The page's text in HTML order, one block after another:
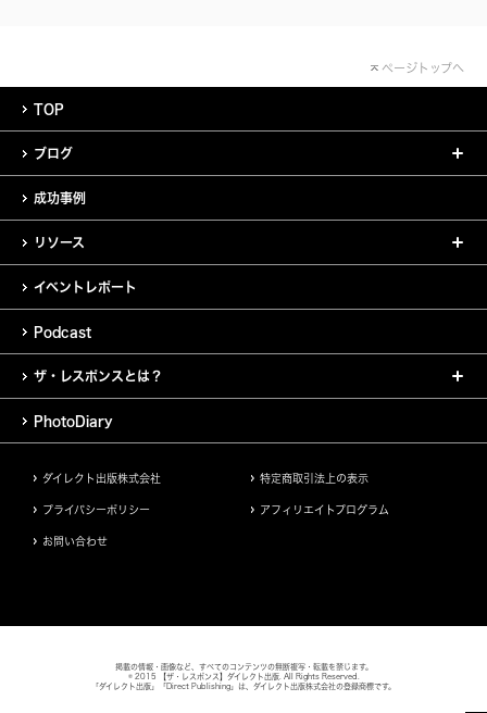
ページトップへ
TOP
ブログ
成功事例
リソース
イベントレポート
Podcast
ザ・レスポンスとは？
PhotoDiary
ダイレクト出版株式会社 特定商取引法上の表示
プライバシーポリシー アフィリエイトプログラム
お問い合わせ
掲載の情報・画像など、すべてのコンテンツの無断複写・転載を禁じます。
© 2015 【ザ・レスポンス】ダイレクト出版. All Rights Reserved.
「ダイレクト出版」「Direct Publishing」は、ダイレクト出版株式会社の登録商標です。